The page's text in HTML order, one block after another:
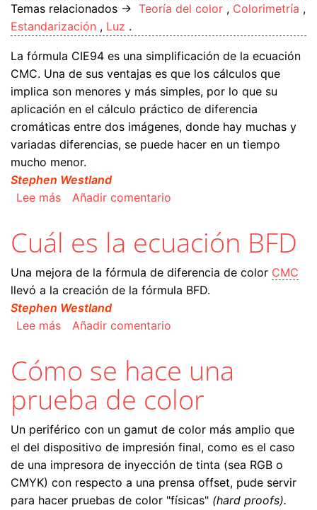
Temas relacionados → Teoría del color , Colorimetría ,
Estandarización , Luz .
La fórmula CIE94 es una simplificación de la ecuación
CMC. Una de sus ventajas es que los cálculos que
implica son menores y más simples, por lo que su
aplicación en el cálculo práctico de diferencia
cromáticas entre dos imágenes, donde hay muchas y
variadas diferencias, se puede hacer en un tiempo
mucho menor.
Stephen Westland
Lee mássobre Cuál es la ecuación CIE 94
Añadir comentario
Cuál es la ecuación BFD
Una mejora de la fórmula de diferencia de color CMC
llevó a la creación de la fórmula BFD.
Stephen Westland
Lee mássobre Cuál es la ecuación BFD
Añadir comentario
Cómo se hace una
prueba de color
Un periférico con un gamut de color más amplio que
el del dispositivo de impresión final, como es el caso
de una impresora de inyección de tinta (sea RGB o
CMYK) con respecto a una prensa offset, pude servir
para hacer pruebas de color "físicas" (hard proofs).